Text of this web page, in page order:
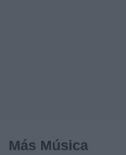
Más Música